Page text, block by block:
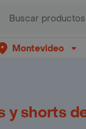
Montevideo
y shorts